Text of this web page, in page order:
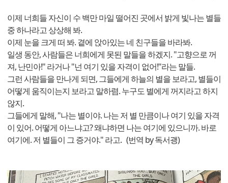
이제 너희들 자신이 수 백만 마일 떨어진 곳에서 밝게 빛나는 별들
중 하나라고 상상해 봐.
이제 눈을 크게 떠 봐. 곁에 앉아있는 네 친구들을 바라봐.
일생 동안, 사람들은 너희에게 못된 말들을 하겠지. "고향으로 꺼
져, 난민아!" 라거나 "넌 여기 있을 자격이 없어!"라는 말들.
그런 사람들을 만나게 되면, 그들에게 하늘의 별을 보라고, 별들이
어떻게 움직이는지 보라고 말하렴. 누구도 별에게 꺼지라고 하지
않지.
그들에게 말해, "나는 별이야. 나는 저 별 만큼이나 여기 있을 자격
이 있어. 어떻게 아느냐고? 왜냐하면 나는 여기에 있으니까. 바로
여기에. 저 별들이 그 증거야." 라고. (번역 by 독서괭)